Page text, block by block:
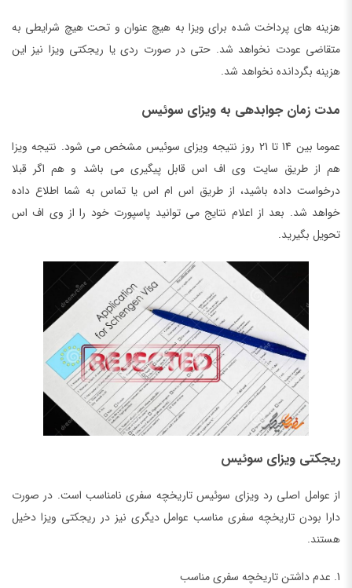
هزینه های پرداخت شده برای ویزا به هیچ عنوان و تحت هیچ شرایطی به
متقاضی عودت نخواهد شد. حتی در صورت ردی یا ریجکتی ویزا نیز این
هزینه بگردانده نخواهد شد.
مدت زمان جوابدهی به ویزای سوئیس
عموما بین 14 تا 21 روز نتیجه ویزای سوئیس مشخص می شود. نتیجه ویزا
هم از طریق سایت وی اف اس قابل پیگیری می باشد و هم اگر قبلا
درخواست داده باشید، از طریق اس ام اس یا تماس به شما اطلاع داده
خواهد شد. بعد از اعلام نتایج می توانید پاسپورت خود را از وی اف اس
تحویل بگیرید.
ریجکتی ویزای سوئیس
از عوامل اصلی رد ویزای سوئیس تاریخچه سفری نامناسب است. در صورت
دارا بودن تاریخچه سفری مناسب عوامل دیگری نیز در ریجکتی ویزا دخیل
هستند.
1. عدم داشتن تاریخچه سفری مناسب